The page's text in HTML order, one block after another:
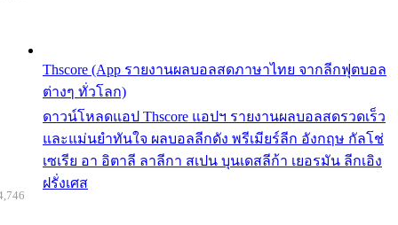
Thscore (App รายงานผลบอลสดภาษาไทย จากลีกฟุตบอล
ต่างๆ ทั่วโลก)
ดาวน์โหลดแอป Thscore แอปฯ รายงานผลบอลสดรวดเร็ว
และแม่นยำทันใจ ผลบอลลีกดัง พรีเมียร์ลีก อังกฤษ กัลโช่
เซเรีย อา อิตาลี ลาลีกา สเปน บุนเดสลีก้า เยอรมัน ลีกเอิง
ฝรั่งเศส